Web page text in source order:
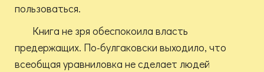
пользоваться.
Книга не зря обеспокоила власть
предержащих. По-булгаковски выходило, что
всеобщая уравниловка не сделает людей